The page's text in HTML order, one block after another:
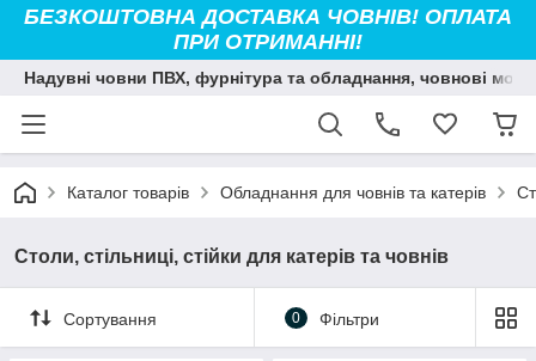
БЕЗКОШТОВНА ДОСТАВКА ЧОВНІВ! ОПЛАТА
ПРИ ОТРИМАННІ!
Надувні човни ПВХ, фурнітура та обладнання, човнові
Каталог товарів Обладнання для човнів та катерів
Столи, стільниці, стійки для катерів та човнів
Сортування 0 Фільтри